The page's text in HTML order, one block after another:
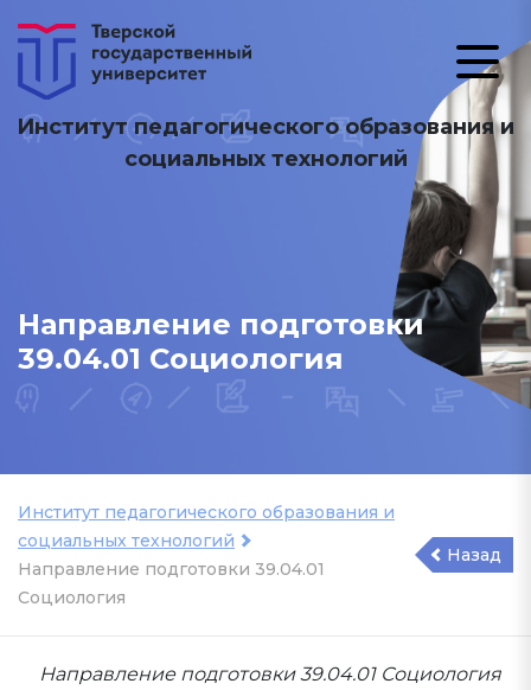
Институт педагогического образования и
социальных технологий
Направление подготовки
39.04.01 Социология
Институт педагогического образования и
социальных технологий
Направление подготовки 39.04.01
Социология
Назад
Направление подготовки 39.04.01 Социология